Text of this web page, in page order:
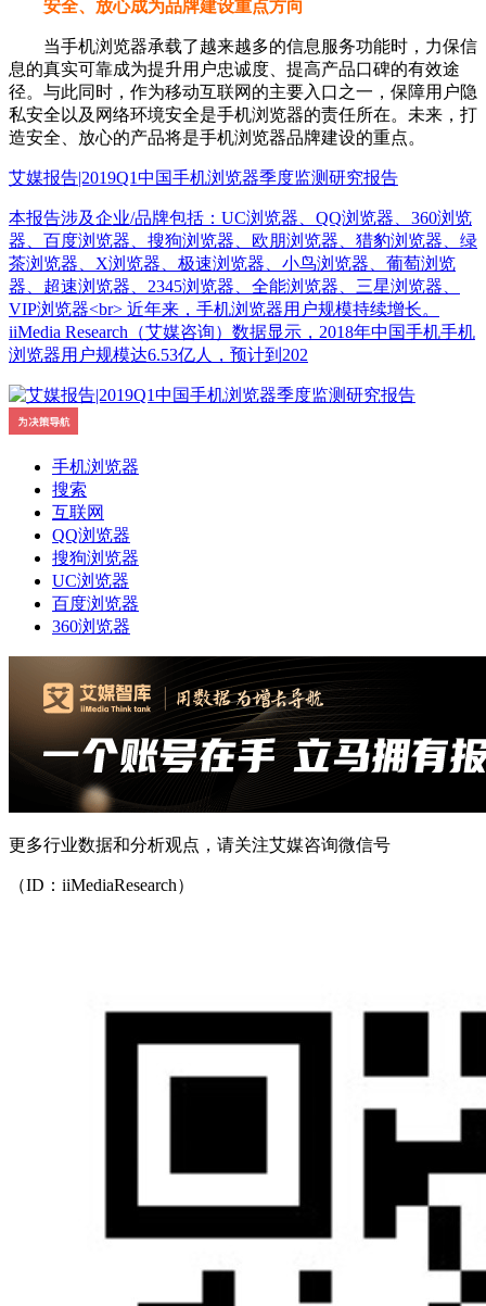
安全、放心成为品牌建设重点方向
当手机浏览器承载了越来越多的信息服务功能时，力保信
息的真实可靠成为提升用户忠诚度、提高产品口碑的有效途
径。与此同时，作为移动互联网的主要入口之一，保障用户隐
私安全以及网络环境安全是手机浏览器的责任所在。未来，打
造安全、放心的产品将是手机浏览器品牌建设的重点。
艾媒报告|2019Q1中国手机浏览器季度监测研究报告
本报告涉及企业/品牌包括：UC浏览器、QQ浏览器、360浏览
器、百度浏览器、搜狗浏览器、欧朋浏览器、猎豹浏览器、绿
茶浏览器、X浏览器、极速浏览器、小鸟浏览器、葡萄浏览
器、超速浏览器、2345浏览器、全能浏览器、三星浏览器、
VIP浏览器<br> 近年来，手机浏览器用户规模持续增长。
iiMedia Research（艾媒咨询）数据显示，2018年中国手机手机
浏览器用户规模达6.53亿人，预计到202
手机浏览器
搜索
互联网
QQ浏览器
搜狗浏览器
UC浏览器
百度浏览器
360浏览器
更多行业数据和分析观点，请关注艾媒咨询微信号
（ID：iiMediaResearch）